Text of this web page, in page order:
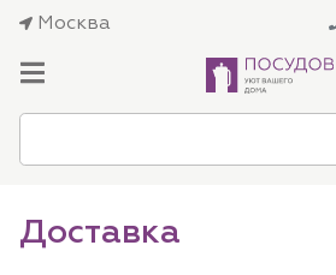
Москва
Доставка